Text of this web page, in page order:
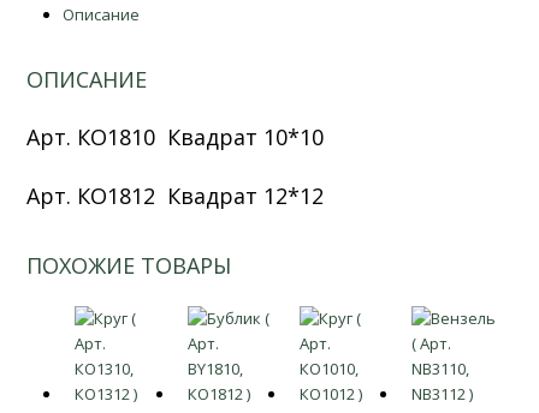
Описание
ОПИСАНИЕ
Aрт. КО1810 Квадрат 10*10
Aрт. КО1812 Квадрат 12*12
ПОХОЖИЕ ТОВАРЫ